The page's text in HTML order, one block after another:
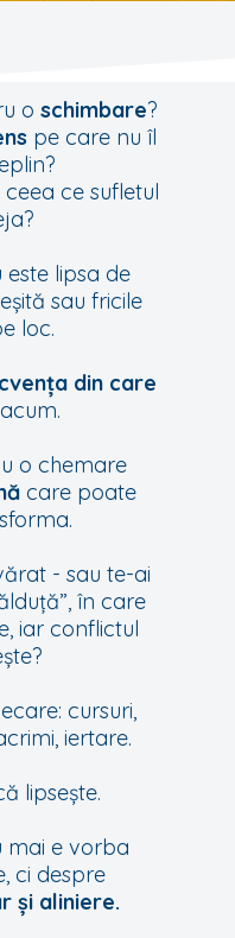
o schimbare?
pe care nu îl
ce sufletul
lipsa de
sau fricile
loc.
din care
o chemare
care poate
- sau te-ai
în care
iar conflictul
cursuri,
iertare.
lipsește.
mai e vorba
ci despre
și aliniere.